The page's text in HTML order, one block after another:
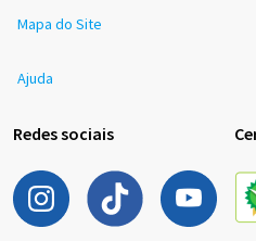
Mapa do Site
Ajuda
Redes sociais